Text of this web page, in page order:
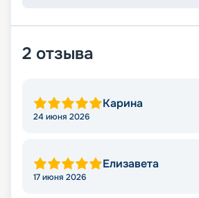
2 отзыва
Карина
24 июня 2026
Елизавета
17 июня 2026